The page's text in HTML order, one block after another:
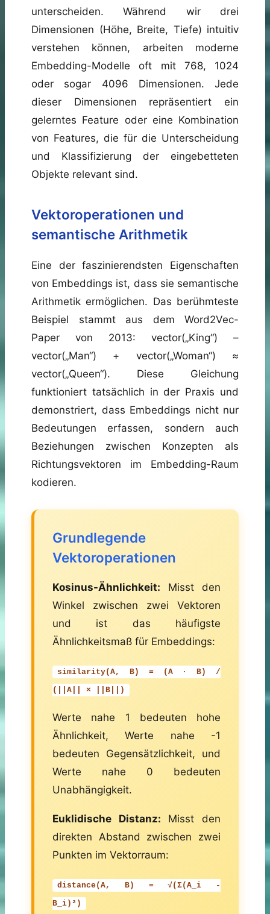
unterscheiden. Während wir drei
Dimensionen (Höhe, Breite, Tiefe) intuitiv
verstehen können, arbeiten moderne
Embedding-Modelle oft mit 768, 1024
oder sogar 4096 Dimensionen. Jede
dieser Dimensionen repräsentiert ein
gelerntes Feature oder eine Kombination
von Features, die für die Unterscheidung
und Klassifizierung der eingebetteten
Objekte relevant sind.
Vektoroperationen und
semantische Arithmetik
Eine der faszinierendsten Eigenschaften
von Embeddings ist, dass sie semantische
Arithmetik ermöglichen. Das berühmteste
Beispiel stammt aus dem Word2Vec-
Paper von 2013: vector(„King“) –
vector(„Man“) + vector(„Woman“) ≈
vector(„Queen“). Diese Gleichung
funktioniert tatsächlich in der Praxis und
demonstriert, dass Embeddings nicht nur
Bedeutungen erfassen, sondern auch
Beziehungen zwischen Konzepten als
Richtungsvektoren im Embedding-Raum
kodieren.
Grundlegende
Vektoroperationen
Kosinus-Ähnlichkeit: Misst den
Winkel zwischen zwei Vektoren
und ist das häufigste
Ähnlichkeitsmaß für Embeddings:
similarity(A, B) = (A · B) /
(||A|| × ||B||)
Werte nahe 1 bedeuten hohe
Ähnlichkeit, Werte nahe -1
bedeuten Gegensätzlichkeit, und
Werte nahe 0 bedeuten
Unabhängigkeit.
Euklidische Distanz: Misst den
direkten Abstand zwischen zwei
Punkten im Vektorraum:
distance(A, B) = √(Σ(A_i -
B_i)²)